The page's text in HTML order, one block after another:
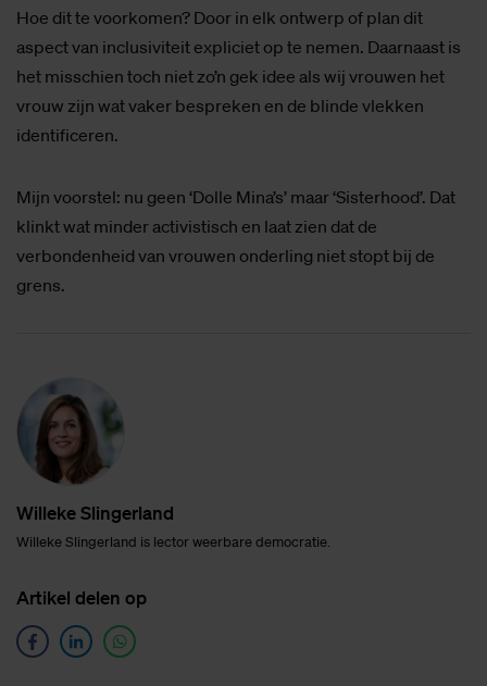
Hoe dit te voorkomen? Door in elk ontwerp of plan dit
aspect van inclusiviteit expliciet op te nemen. Daarnaast is
het misschien toch niet zo’n gek idee als wij vrouwen het
vrouw zijn wat vaker bespreken en de blinde vlekken
identificeren.
Mijn voorstel: nu geen ‘Dolle Mina’s’ maar ‘Sisterhood’. Dat
klinkt wat minder activistisch en laat zien dat de
verbondenheid van vrouwen onderling niet stopt bij de
grens.
Wil­le­ke Slin­ger­land
Willeke Slingerland is lector weerbare democratie.
Ar­ti­kel de­len op